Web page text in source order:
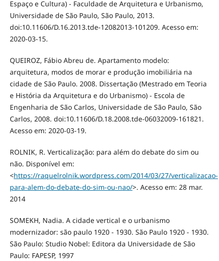
Espaço e Cultura) - Faculdade de Arquitetura e Urbanismo,
Universidade de São Paulo, São Paulo, 2013.
doi:10.11606/D.16.2013.tde-12082013-101209. Acesso em:
2020-03-15.
QUEIROZ, Fábio Abreu de. Apartamento modelo:
arquitetura, modos de morar e produção imobiliária na
cidade de São Paulo. 2008. Dissertação (Mestrado em Teoria
e História da Arquitetura e do Urbanismo) - Escola de
Engenharia de São Carlos, Universidade de São Paulo, São
Carlos, 2008. doi:10.11606/D.18.2008.tde-06032009-161821.
Acesso em: 2020-03-19.
ROLNIK, R. Verticalização: para além do debate do sim ou
não. Disponível em:
<https://raquelrolnik.wordpress.com/2014/03/27/verticalizacao-
para-alem-do-debate-do-sim-ou-nao/>. Acesso em: 28 mar.
2014
SOMEKH, Nadia. A cidade vertical e o urbanismo
modernizador: são paulo 1920 - 1930. São Paulo 1920 - 1930.
São Paulo: Studio Nobel: Editora da Universidade de São
Paulo: FAPESP, 1997